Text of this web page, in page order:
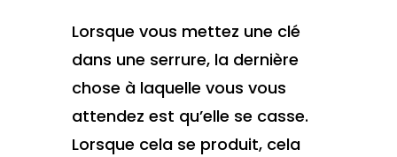
Lorsque vous mettez une clé
dans une serrure, la dernière
chose à laquelle vous vous
attendez est qu’elle se casse.
Lorsque cela se produit, cela